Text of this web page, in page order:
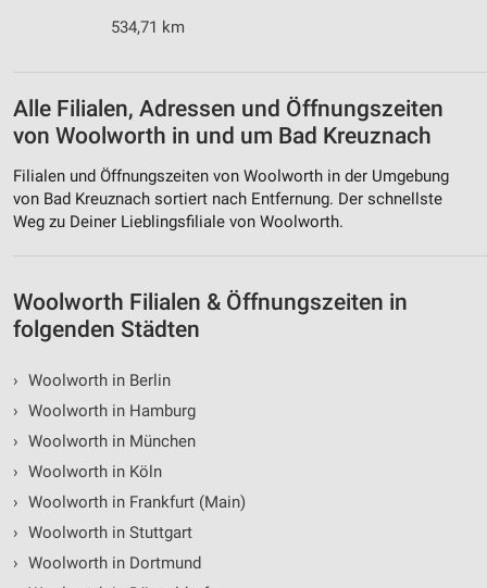
534,71 km
Alle Filialen, Adressen und Öffnungszeiten
von Woolworth in und um Bad Kreuznach
Filialen und Öffnungszeiten von Woolworth in der Umgebung
von Bad Kreuznach sortiert nach Entfernung. Der schnellste
Weg zu Deiner Lieblingsfiliale von Woolworth.
Woolworth Filialen & Öffnungszeiten in
folgenden Städten
› Woolworth in Berlin
› Woolworth in Hamburg
› Woolworth in München
› Woolworth in Köln
› Woolworth in Frankfurt (Main)
› Woolworth in Stuttgart
› Woolworth in Dortmund